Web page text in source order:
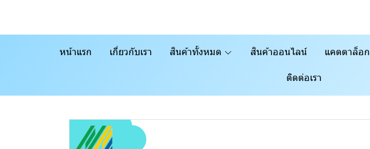
หน้าแรก เกี่ยวกับเรา สินค้าทั้งหมด สินค้าออนไลน์ แคตตาล็อก
ติดต่อเรา